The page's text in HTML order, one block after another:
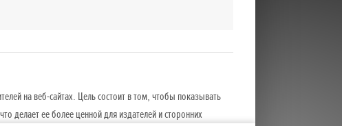
на веб-сайтах. Цель состоит в том, чтобы показывать
делает ее более ценной для издателей и сторонних